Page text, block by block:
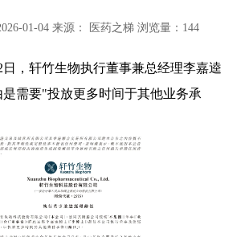
01-04 来源： 医药之梯 浏览量：144
日，轩竹生物执行董事兼总经理李嘉逵
需要"投放更多时间于其他业务承